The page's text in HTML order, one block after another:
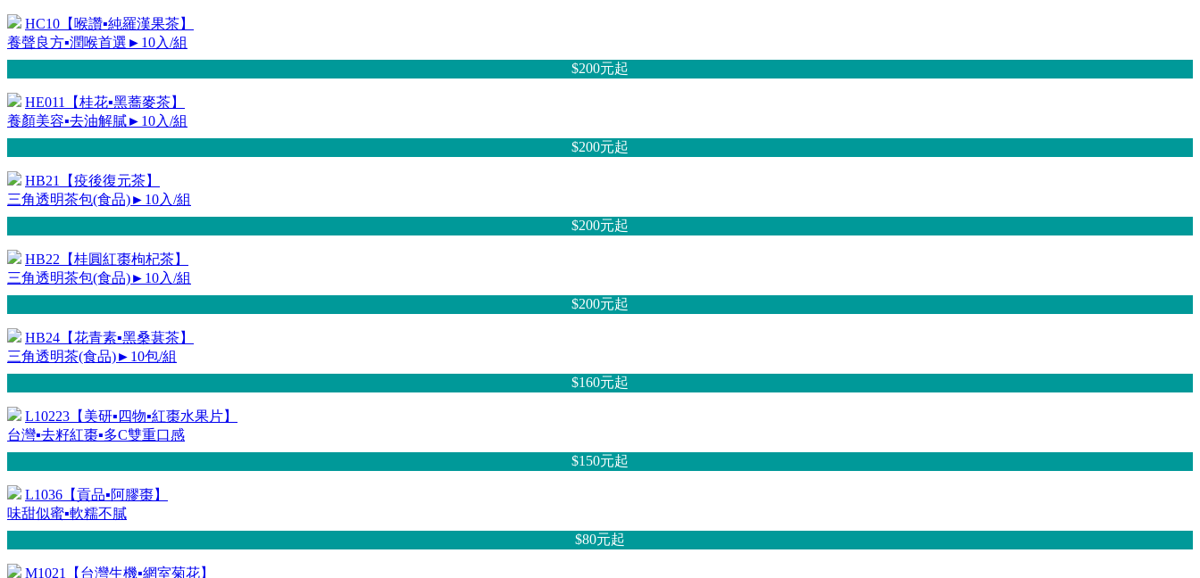
HC10【喉讚▪純羅漢果茶】
養聲良方▪潤喉首選►10入/組
$200元起
HE011【桂花▪黑蕎麥茶】
養顏美容▪去油解膩►10入/組
$200元起
HB21【疫後復元茶】
三角透明茶包(食品)►10入/組
$200元起
HB22【桂圓紅棗枸杞茶】
三角透明茶包(食品)►10入/組
$200元起
HB24【花青素▪黑桑葚茶】
三角透明茶(食品)►10包/組
$160元起
L10223【美研▪四物▪紅棗水果片】
台灣▪去籽紅棗▪多C雙重口感
$150元起
L1036【貢品▪阿膠棗】
味甜似蜜▪軟糯不膩
$80元起
M1021【台灣生機▪網室菊花】